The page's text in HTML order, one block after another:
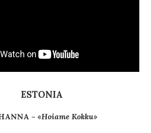
ESTONIA
– «Hoiame Kokku»